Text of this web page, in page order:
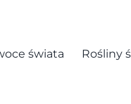
świata Rośliny